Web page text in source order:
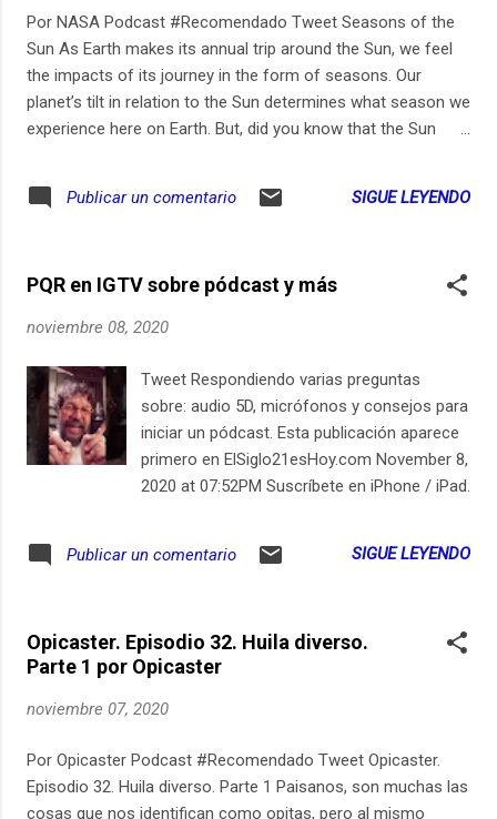
https://youtu.be/91BUM3WhCfo y se utiliza
como demostración #FairUse. Según lo
prometido en la tercera sección de este
episodio, el enlace par que entres a Platzi es:
https://ift.tt/3lfGfD8 Músicas y sonidos (Los
- Aaron Kenny Roundup on the Prairie -
Satan's Choir - ...
Por NASA Podcast #Recomendado Tweet Seasons of the
Sun As Earth makes its annual trip around the Sun, we feel
the impacts of its journey in the form of seasons. Our
planet’s tilt in relation to the Sun determines what season we
experience here on Earth. But, did you know that the Sun
Sabrina Savage explain.
Publicar un comentario SIGUE LEYENDO
PQR en IGTV sobre pódcast y más
noviembre 08, 2020
Tweet Respondiendo varias preguntas
sobre: audio 5D, micrófonos y consejos para
iniciar un pódcast. Esta publicación aparece
primero en ElSiglo21esHoy.com November 8,
2020 at 07:52PM Suscríbete en iPhone / iPad
Publicar un comentario SIGUE LEYENDO
Opicaster. Episodio 32. Huila diverso.
Parte 1 por Opicaster
noviembre 07, 2020
Por Opicaster Podcast #Recomendado Tweet Opicaster.
Episodio 32. Huila diverso. Parte 1 Paisanos, son muchas las
cosas que nos identifican como opitas, pero al mismo